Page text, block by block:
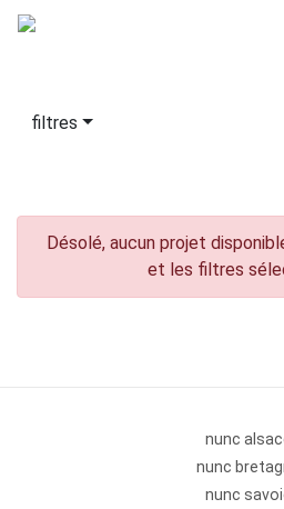
filtres
Désolé, aucun projet
et les filtres
nunc
nunc
nunc